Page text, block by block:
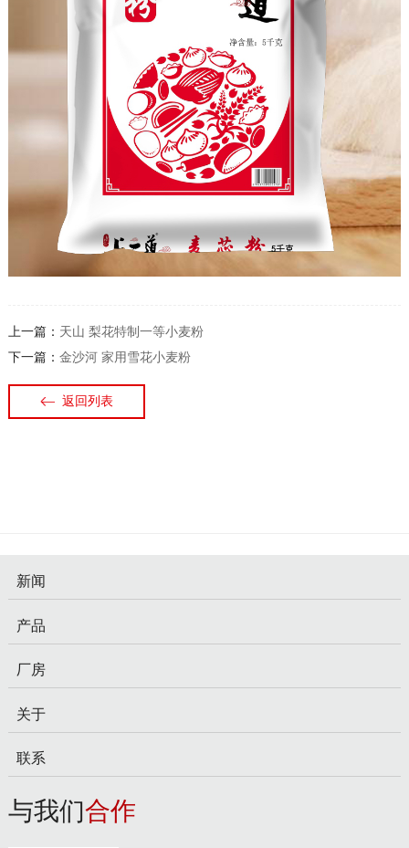
上一篇： 天山 梨花特制一等小麦粉
下一篇： 金沙河 家用雪花小麦粉
返回列表
新闻
产品
厂房
关于
联系
与我们合作